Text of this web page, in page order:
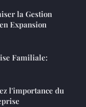
la Gestion
Expansion
Familiale:
l'importance du